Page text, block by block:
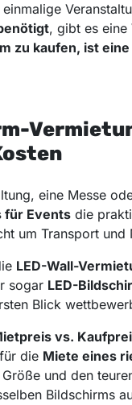
, gibt es eine
zu kaufen, ist
eine Messe
für Events die
um Transport und
LED-Wall-
sogar LED-
Blick
vs.
die Miete eines
und den
Bildschirms